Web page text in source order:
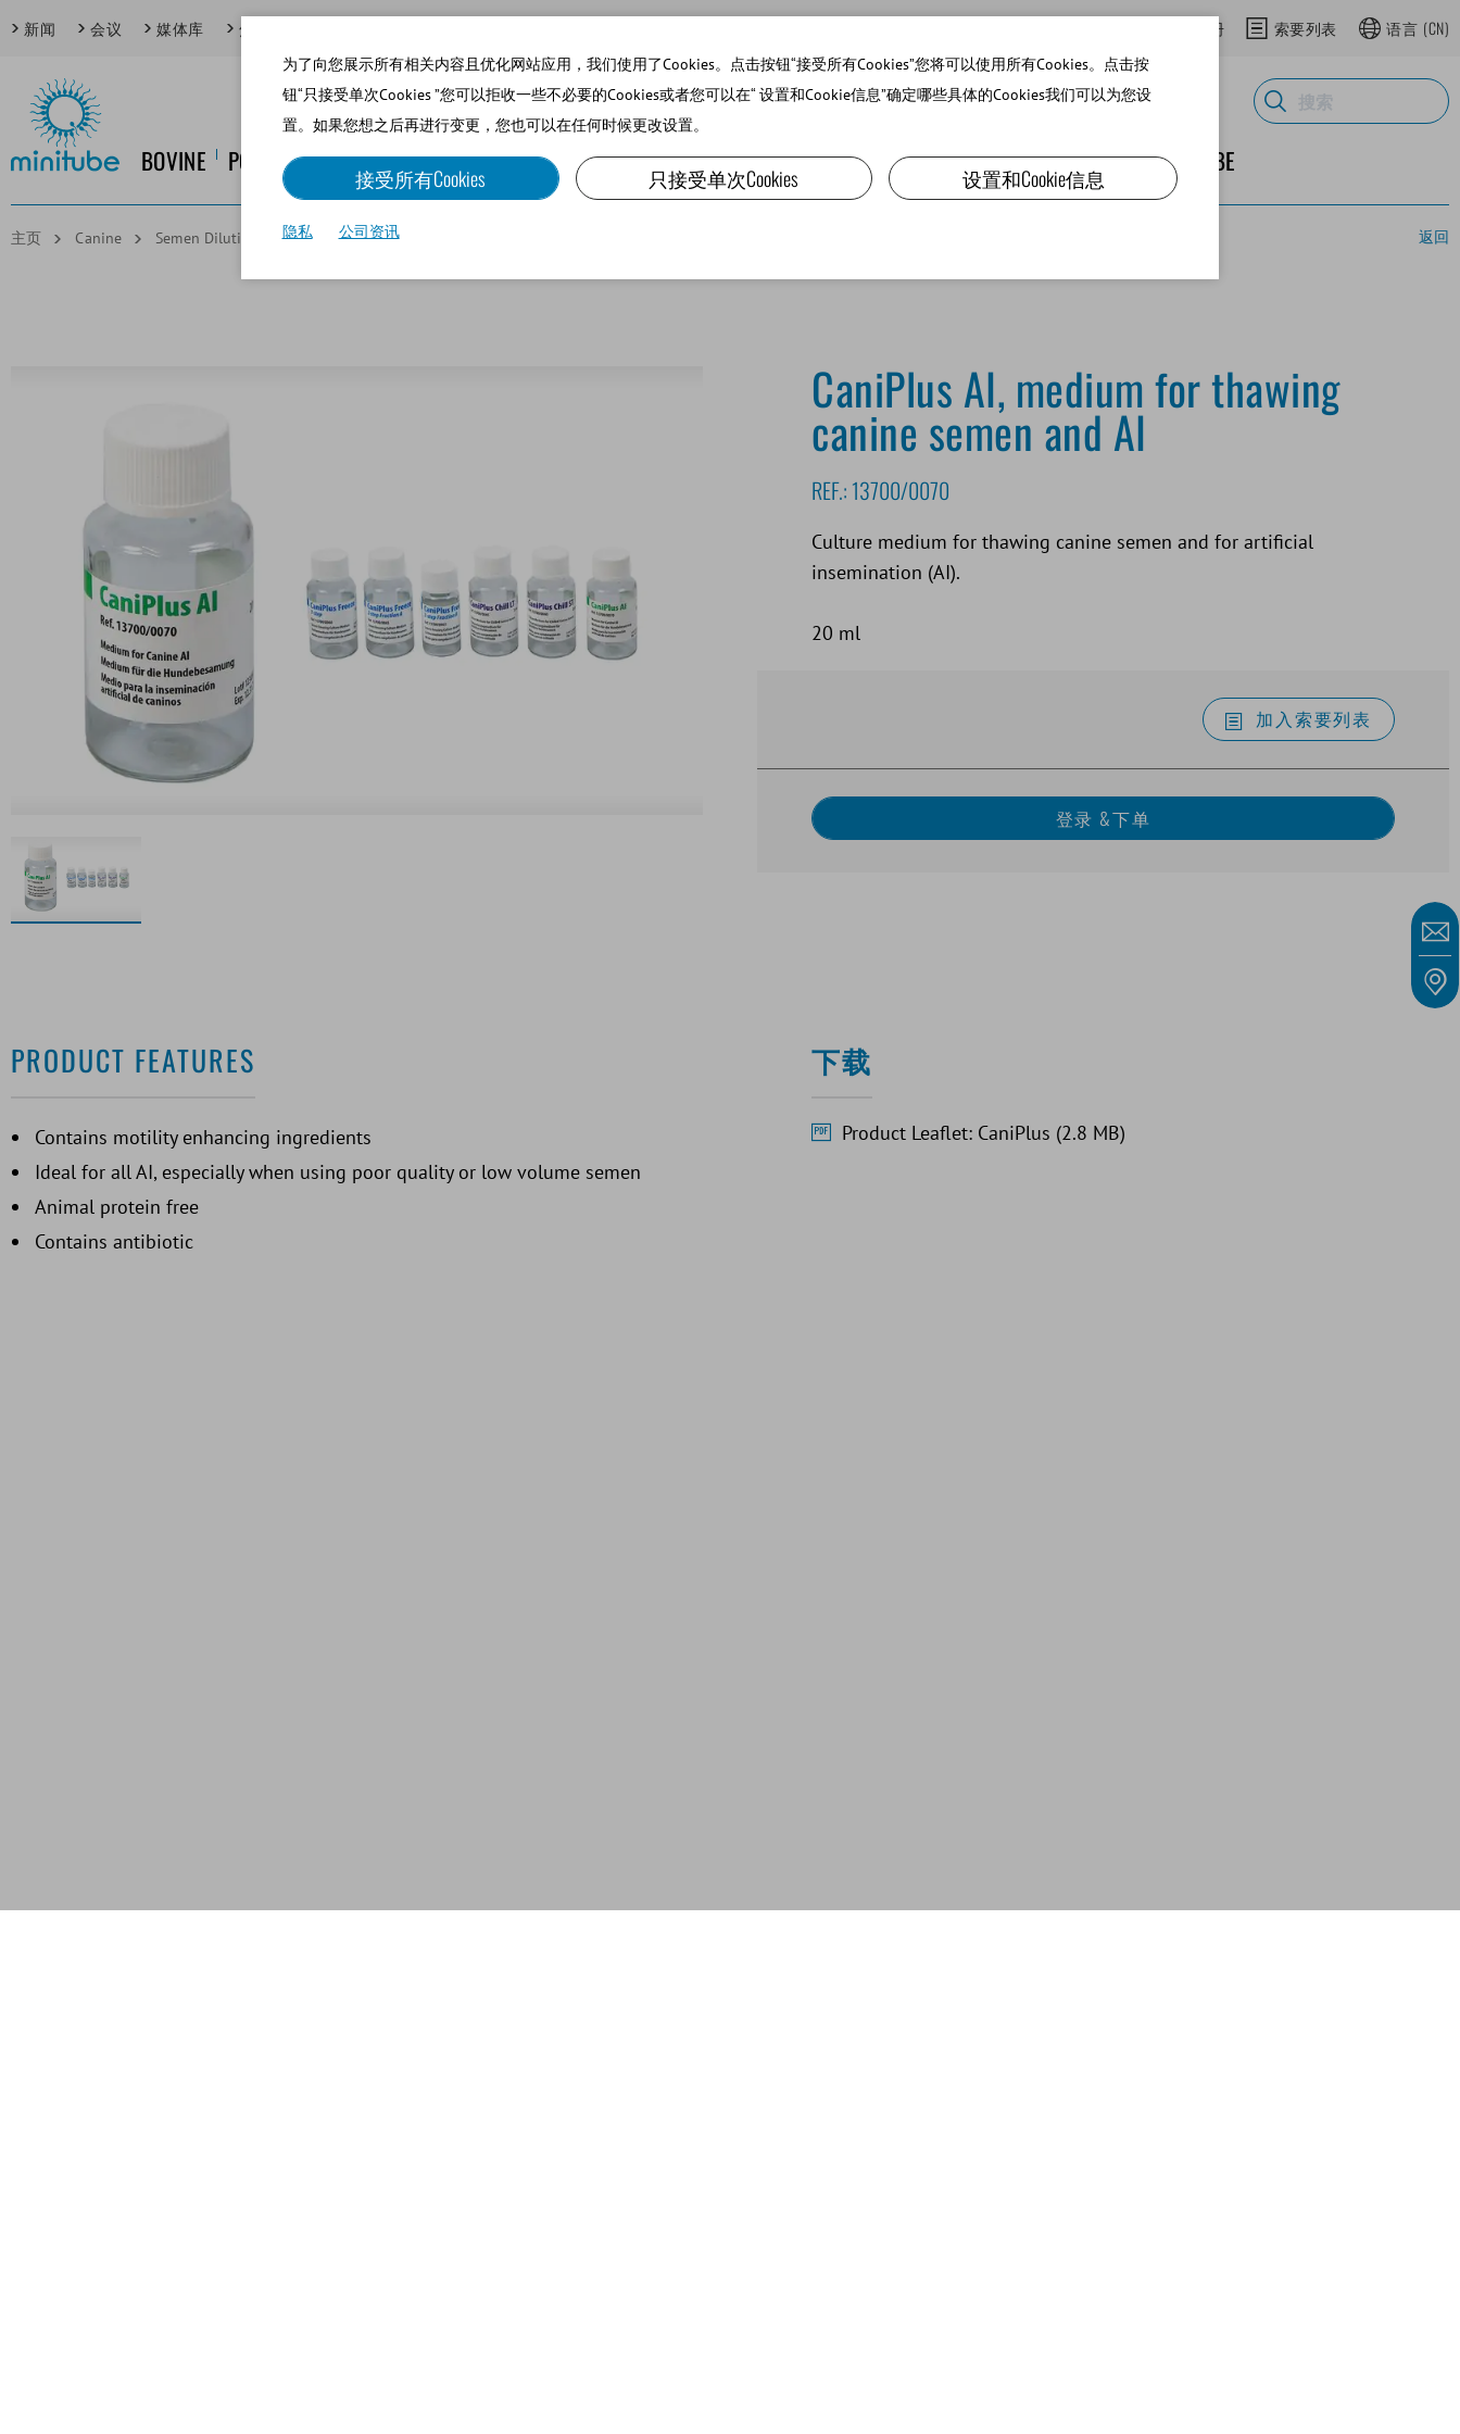
新闻 会议 媒体库 焦点话题 在网上商城注册 索要列表 语言 (CN)
BOVINE PORCINE EQUINE CANINE SMALL RUMINANTS AND CAMELIDS LAB EQUIPMENT AND SUPPLIES 关于MINITUBE
主页 Canine Semen Dilution CaniPlus AI, medium for thawing canine semen and AI 返回
CaniPlus AI, medium for thawing
canine semen and AI
REF.: 13700/0070
Culture medium for thawing canine semen and for artificial
insemination (AI).
20 ml
加入索要列表
PRODUCT FEATURES
Contains motility enhancing ingredients
Ideal for all AI, especially when using poor quality or low volume semen
Animal protein free
Contains antibiotic
下载
Product Leaflet: CaniPlus (2.8 MB)
为了向您展示所有相关内容且优化网站应用，我们使用了Cookies。点击按钮“接受所有Cookies”您将可以使用所有Cookies。点击按
钮“只接受单次Cookies ”您可以拒收一些不必要的Cookies或者您可以在“ 设置和Cookie信息”确定哪些具体的Cookies我们可以为您设
置。如果您想之后再进行变更，您也可以在任何时候更改设置。
接受所有Cookies 只接受单次Cookies 设置和Cookie信息
隐私 公司资讯